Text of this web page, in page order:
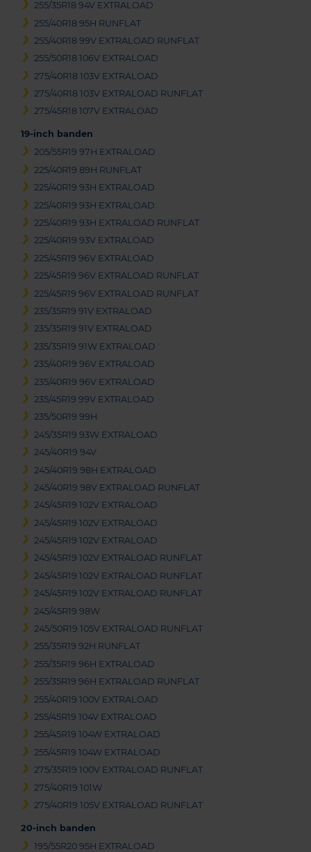
255/35R18 94V EXTRALOAD
255/40R18 95H RUNFLAT
255/40R18 99V EXTRALOAD RUNFLAT
255/50R18 106V EXTRALOAD
275/40R18 103V EXTRALOAD
275/40R18 103V EXTRALOAD RUNFLAT
275/45R18 107V EXTRALOAD
19-inch banden
205/55R19 97H EXTRALOAD
225/40R19 89H RUNFLAT
225/40R19 93H EXTRALOAD
225/40R19 93H EXTRALOAD
225/40R19 93H EXTRALOAD RUNFLAT
225/40R19 93V EXTRALOAD
225/45R19 96V EXTRALOAD
225/45R19 96V EXTRALOAD RUNFLAT
225/45R19 96V EXTRALOAD RUNFLAT
235/35R19 91V EXTRALOAD
235/35R19 91V EXTRALOAD
235/35R19 91W EXTRALOAD
235/40R19 96V EXTRALOAD
235/40R19 96V EXTRALOAD
235/45R19 99V EXTRALOAD
235/50R19 99H
245/35R19 93W EXTRALOAD
245/40R19 94V
245/40R19 98H EXTRALOAD
245/40R19 98V EXTRALOAD RUNFLAT
245/45R19 102V EXTRALOAD
245/45R19 102V EXTRALOAD
245/45R19 102V EXTRALOAD
245/45R19 102V EXTRALOAD RUNFLAT
245/45R19 102V EXTRALOAD RUNFLAT
245/45R19 102V EXTRALOAD RUNFLAT
245/45R19 98W
245/50R19 105V EXTRALOAD RUNFLAT
255/35R19 92H RUNFLAT
255/35R19 96H EXTRALOAD
255/35R19 96H EXTRALOAD RUNFLAT
255/40R19 100V EXTRALOAD
255/45R19 104V EXTRALOAD
255/45R19 104W EXTRALOAD
255/45R19 104W EXTRALOAD
275/35R19 100V EXTRALOAD RUNFLAT
275/40R19 101W
275/40R19 105V EXTRALOAD RUNFLAT
20-inch banden
195/55R20 95H EXTRALOAD